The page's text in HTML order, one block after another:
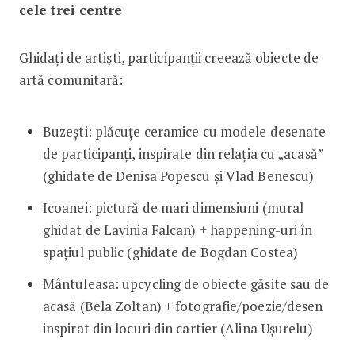
cele trei centre
Ghidați de artiști, participanții creează obiecte de
artă comunitară:
Buzești: plăcuțe ceramice cu modele desenate
de participanți, inspirate din relația cu „acasă”
(ghidate de Denisa Popescu și Vlad Benescu)
Icoanei: pictură de mari dimensiuni (mural
ghidat de Lavinia Falcan) + happening-uri în
spațiul public (ghidate de Bogdan Costea)
Mântuleasa: upcycling de obiecte găsite sau de
acasă (Bela Zoltan) + fotografie/poezie/desen
inspirat din locuri din cartier (Alina Ușurelu)